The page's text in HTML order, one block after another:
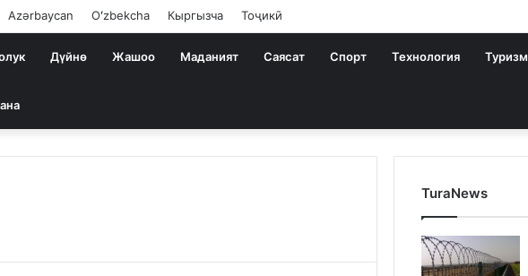
Azərbaycan Oʻzbekcha Кыргызча Тоҷикӣ
Дүйнө Жашоо Маданият Саясат Спорт Технология Туризм
TuraNews